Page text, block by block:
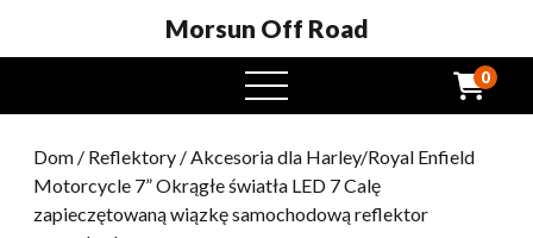
Morsun Off Road
Otwarte
menu
0
Dom / Reflektory / Akcesoria dla Harley/Royal Enfield
Motorcycle 7” Okrągłe światła LED 7 Calę
zapieczętowaną wiązkę samochodową reflektor